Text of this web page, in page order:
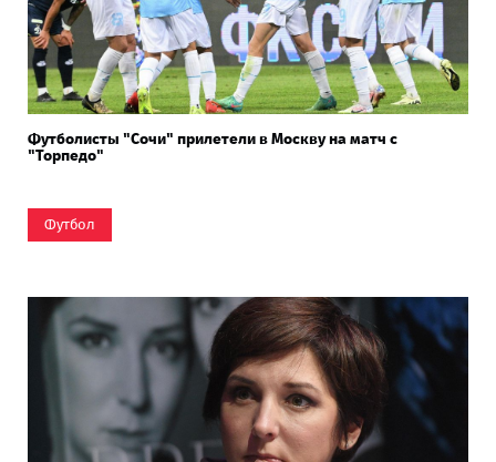
Футболисты "Сочи" прилетели в Москву на матч с
"Торпедо"
Футбол